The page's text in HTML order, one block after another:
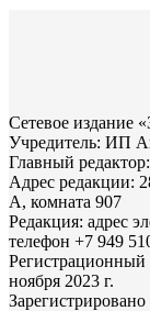
Сетевое издание
Учредитель: ИП
Главный редактор:
Адрес редакции:
А, комната 907
Редакция: адрес
телефон +7 949
ноября 2023 г.